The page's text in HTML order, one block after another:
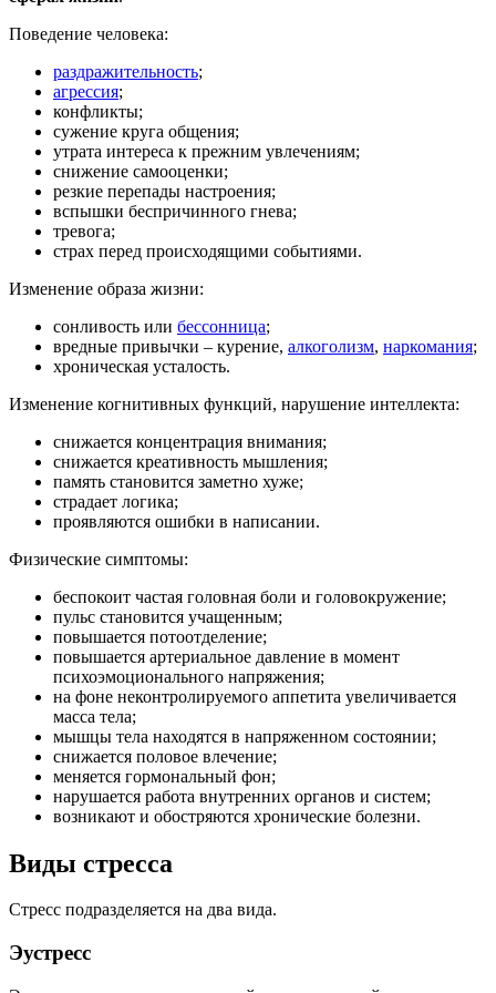
Поведение человека:
раздражительность;
агрессия;
конфликты;
сужение круга общения;
утрата интереса к прежним увлечениям;
снижение самооценки;
резкие перепады настроения;
вспышки беспричинного гнева;
тревога;
страх перед происходящими событиями.
Изменение образа жизни:
сонливость или бессонница;
вредные привычки – курение, алкоголизм, наркомания;
хроническая усталость.
Изменение когнитивных функций, нарушение интеллекта:
снижается концентрация внимания;
снижается креативность мышления;
память становится заметно хуже;
страдает логика;
проявляются ошибки в написании.
Физические симптомы:
беспокоит частая головная боли и головокружение;
пульс становится учащенным;
повышается потоотделение;
повышается артериальное давление в момент
психоэмоционального напряжения;
на фоне неконтролируемого аппетита увеличивается
масса тела;
мышцы тела находятся в напряженном состоянии;
снижается половое влечение;
меняется гормональный фон;
нарушается работа внутренних органов и систем;
возникают и обостряются хронические болезни.
Виды стресса
Стресс подразделяется на два вида.
Эустресс